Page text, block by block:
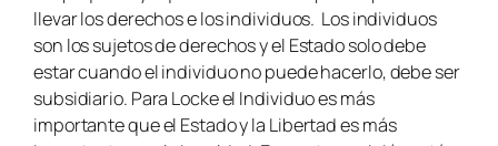
llevar los derechos e los individuos. Los individuos
son los sujetos de derechos y el Estado solo debe
estar cuando el individuo no puede hacerlo, debe ser
subsidiario. Para Locke el Individuo es más
importante que el Estado y la Libertad es más